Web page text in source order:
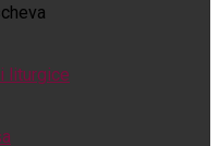
liturgice